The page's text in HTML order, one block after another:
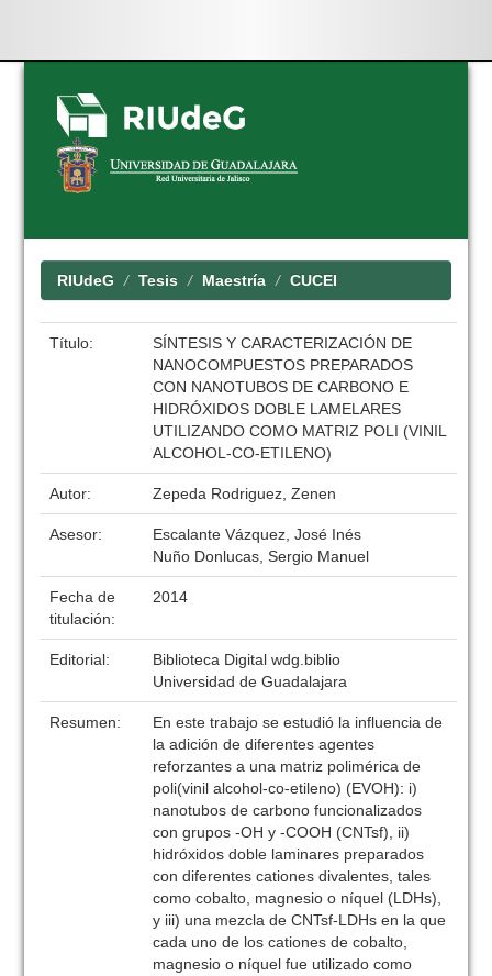
Skip
navigation
RIUdeG Tesis Maestría CUCEI
Título:
SÍNTESIS Y CARACTERIZACIÓN DE
NANOCOMPUESTOS PREPARADOS
CON NANOTUBOS DE CARBONO E
HIDRÓXIDOS DOBLE LAMELARES
UTILIZANDO COMO MATRIZ POLI (VINIL
ALCOHOL-CO-ETILENO)
Autor: Zepeda Rodriguez, Zenen
Asesor:
Escalante Vázquez, José Inés
Nuño Donlucas, Sergio Manuel
Fecha de
titulación:
2014
Editorial:
Biblioteca Digital wdg.biblio
Universidad de Guadalajara
Resumen:
En este trabajo se estudió la influencia de
la adición de diferentes agentes
reforzantes a una matriz polimérica de
poli(vinil alcohol-co-etileno) (EVOH): i)
nanotubos de carbono funcionalizados
con grupos -OH y -COOH (CNTsf), ii)
hidróxidos doble laminares preparados
con diferentes cationes divalentes, tales
como cobalto, magnesio o níquel (LDHs),
y iii) una mezcla de CNTsf-LDHs en la que
cada uno de los cationes de cobalto,
magnesio o níquel fue utilizado como